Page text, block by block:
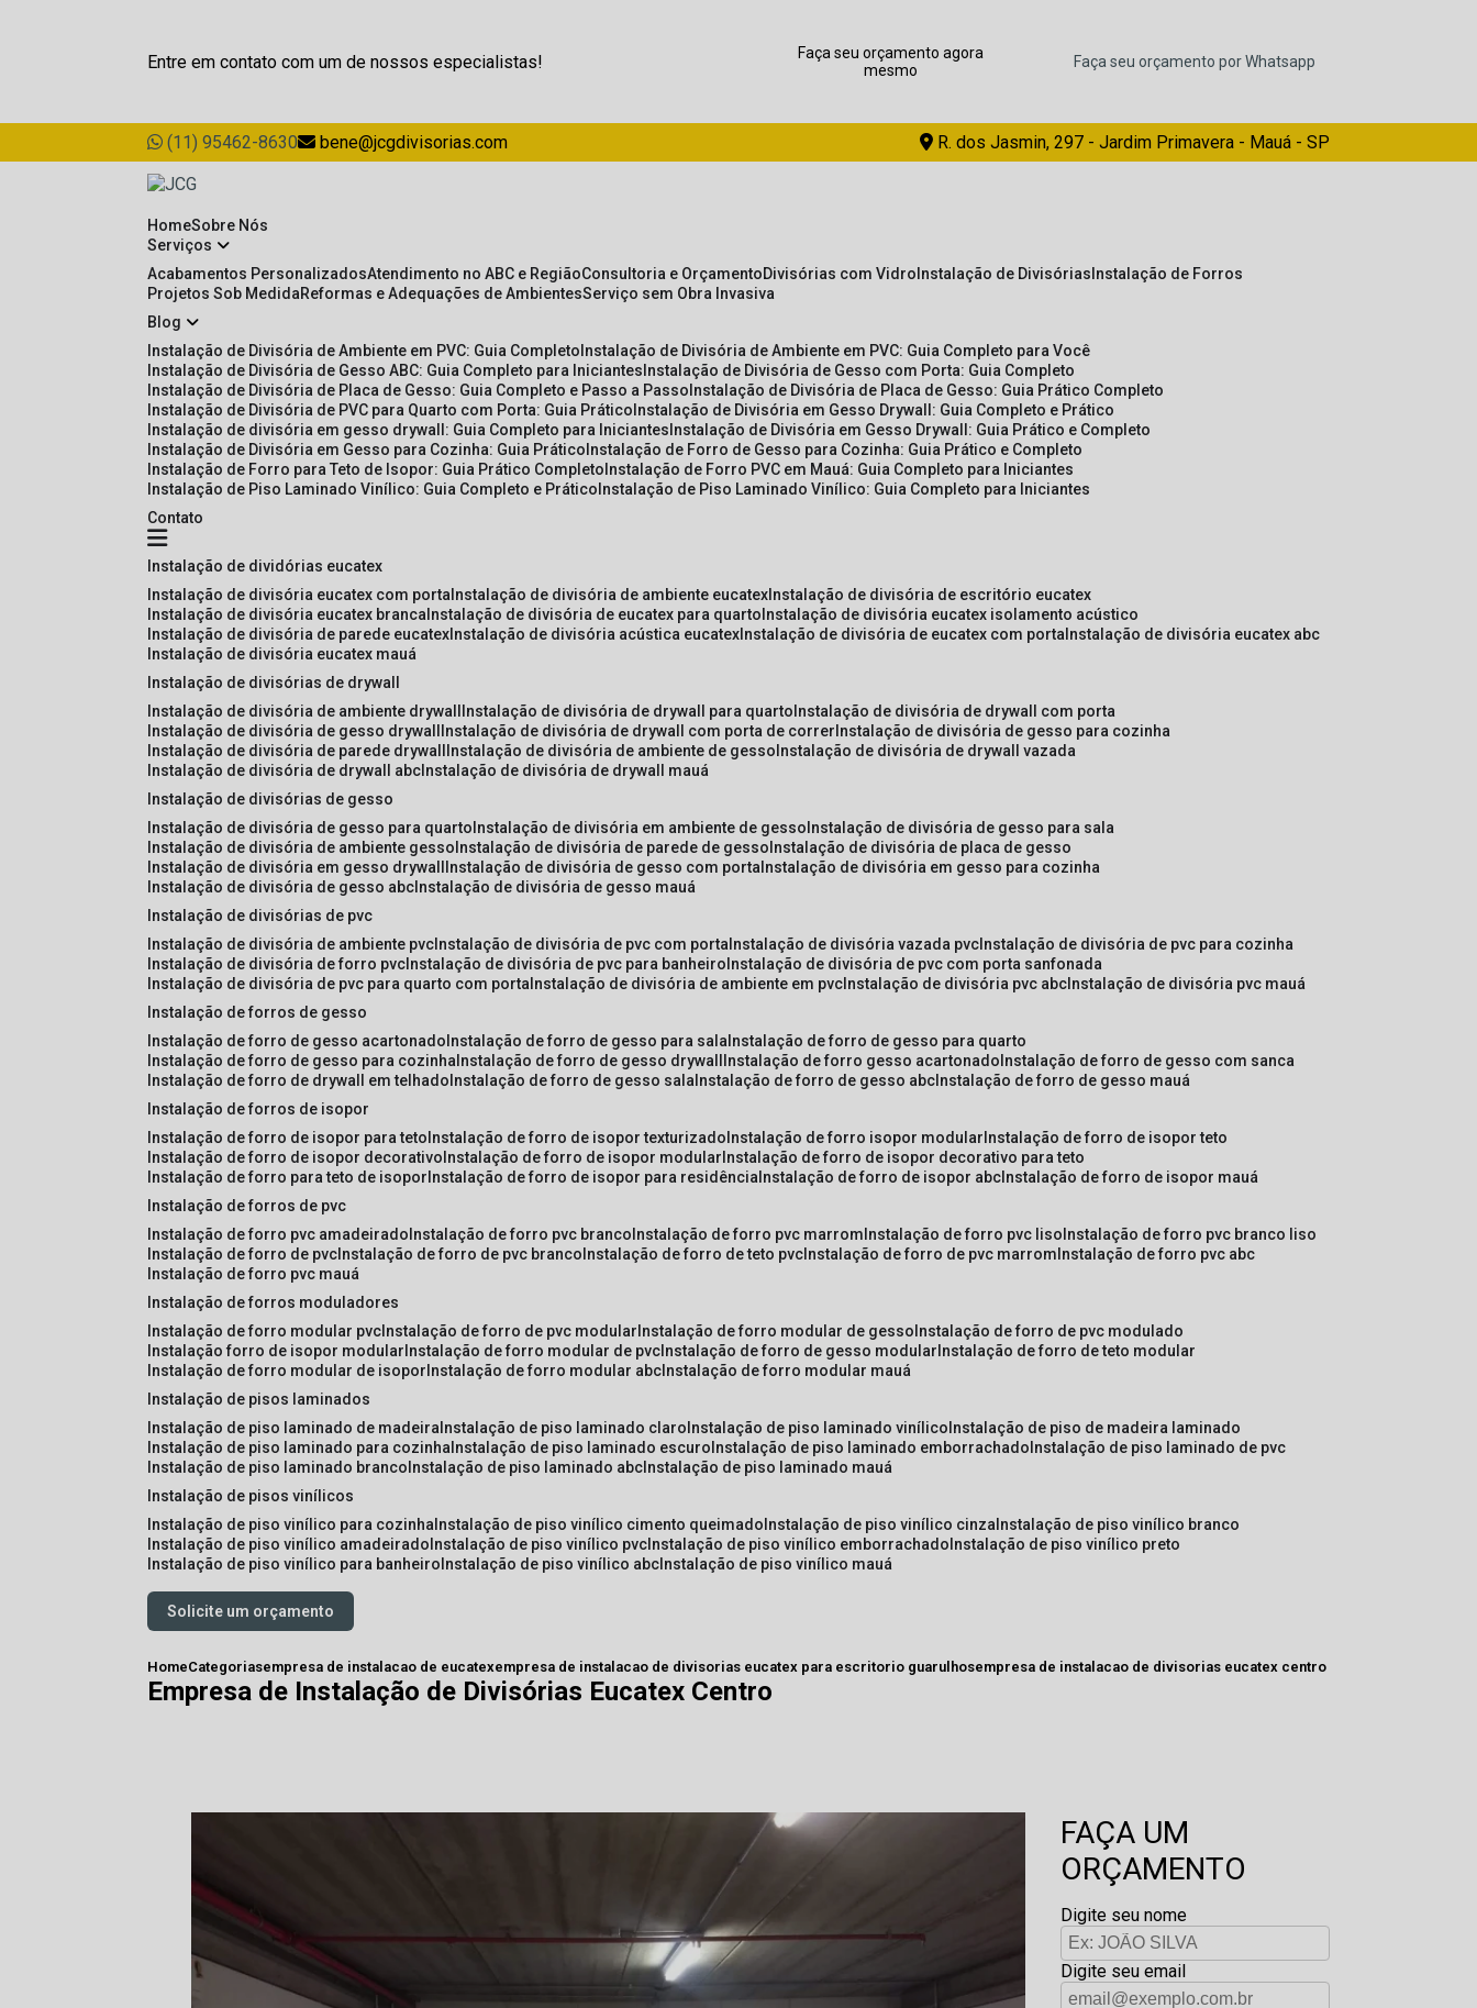
Entre em contato com um de nossos especialistas!
Faça seu orçamento agora
mesmo
Faça seu orçamento por Whatsapp
(11) 95462-8630 bene@jcgdivisorias.com R. dos Jasmin, 297 - Jardim Primavera - Mauá - SP
Home Sobre Nós
Serviços
Acabamentos Personalizados Atendimento no ABC e Região Consultoria e Orçamento Divisórias com Vidro Instalação de Divisórias Instalação de Forros
Projetos Sob Medida
Reformas e Adequações de Ambientes Serviço sem Obra Invasiva
Blog
Instalação de Divisória de Ambiente em PVC: Guia Completo Instalação de Divisória de Ambiente em PVC: Guia Completo para Você
Instalação de Divisória de Gesso ABC: Guia Completo para Iniciantes Instalação de Divisória de Gesso com Porta: Guia Completo
Instalação de Divisória de Placa de Gesso: Guia Completo e Passo a Passo Instalação de Divisória de Placa de Gesso: Guia Prático Completo
Instalação de Divisória de PVC para Quarto com Porta: Guia Prático Instalação de Divisória em Gesso Drywall: Guia Completo e Prático
Instalação de divisória em gesso drywall: Guia Completo para Iniciantes Instalação de Divisória em Gesso Drywall: Guia Prático e Completo
Instalação de Divisória em Gesso para Cozinha: Guia Prático Instalação de Forro de Gesso para Cozinha: Guia Prático e Completo
Instalação de Forro para Teto de Isopor: Guia Prático Completo Instalação de Forro PVC em Mauá: Guia Completo para Iniciantes
Instalação de Piso Laminado Vinílico: Guia Completo e Prático Instalação de Piso Laminado Vinílico: Guia Completo para Iniciantes
Contato
instalação de dividórias eucatex
instalação de divisória eucatex com porta instalação de divisória de ambiente eucatex instalação de divisória de escritório eucatex
instalação de divisória eucatex branca instalação de divisória de eucatex para quarto instalação de divisória eucatex isolamento acústico
instalação de divisória de parede eucatex instalação de divisória acústica eucatex instalação de divisória de eucatex com porta instalação de divisória eucatex abc
instalação de divisória eucatex mauá
instalação de divisórias de drywall
instalação de divisória de ambiente drywall
instalação de divisória de drywall para quarto instalação de divisória de drywall com porta
instalação de divisória de gesso drywall
instalação de divisória de drywall com porta de correr instalação de divisória de gesso para cozinha
instalação de divisória de parede drywall
instalação de divisória de ambiente de gesso instalação de divisória de drywall vazada
instalação de divisória de drywall abc instalação de divisória de drywall mauá
instalação de divisórias de gesso
instalação de divisória de gesso para quarto instalação de divisória em ambiente de gesso instalação de divisória de gesso para sala
instalação de divisória de ambiente gesso instalação de divisória de parede de gesso instalação de divisória de placa de gesso
instalação de divisória em gesso drywall
instalação de divisória de gesso com porta instalação de divisória em gesso para cozinha
instalação de divisória de gesso abc instalação de divisória de gesso mauá
instalação de divisórias de pvc
instalação de divisória de ambiente pvc instalação de divisória de pvc com porta instalação de divisória vazada pvc instalação de divisória de pvc para cozinha
instalação de divisória de forro pvc instalação de divisória de pvc para banheiro instalação de divisória de pvc com porta sanfonada
instalação de divisória de pvc para quarto com porta instalação de divisória de ambiente em pvc instalação de divisória pvc abc instalação de divisória pvc mauá
instalação de forros de gesso
instalação de forro de gesso acartonado instalação de forro de gesso para sala instalação de forro de gesso para quarto
instalação de forro de gesso para cozinha instalação de forro de gesso drywall instalação de forro gesso acartonado instalação de forro de gesso com sanca
instalação de forro de drywall em telhado instalação de forro de gesso sala instalação de forro de gesso abc instalação de forro de gesso mauá
instalação de forros de isopor
instalação de forro de isopor para teto instalação de forro de isopor texturizado instalação de forro isopor modular instalação de forro de isopor teto
instalação de forro de isopor decorativo instalação de forro de isopor modular instalação de forro de isopor decorativo para teto
instalação de forro para teto de isopor instalação de forro de isopor para residência instalação de forro de isopor abc instalação de forro de isopor mauá
instalação de forros de pvc
instalação de forro pvc amadeirado instalação de forro pvc branco instalação de forro pvc marrom instalação de forro pvc liso instalação de forro pvc branco liso
instalação de forro de pvc instalação de forro de pvc branco instalação de forro de teto pvc instalação de forro de pvc marrom instalação de forro pvc abc
instalação de forro pvc mauá
instalação de forros moduladores
instalação de forro modular pvc instalação de forro de pvc modular instalação de forro modular de gesso instalação de forro de pvc modulado
instalação forro de isopor modular instalação de forro modular de pvc instalação de forro de gesso modular instalação de forro de teto modular
instalação de forro modular de isopor instalação de forro modular abc instalação de forro modular mauá
instalação de pisos laminados
instalação de piso laminado de madeira instalação de piso laminado claro instalação de piso laminado vinílico instalação de piso de madeira laminado
instalação de piso laminado para cozinha instalação de piso laminado escuro instalação de piso laminado emborrachado instalação de piso laminado de pvc
instalação de piso laminado branco instalação de piso laminado abc instalação de piso laminado mauá
instalação de pisos vinílicos
instalação de piso vinílico para cozinha instalação de piso vinílico cimento queimado instalação de piso vinílico cinza instalação de piso vinílico branco
instalação de piso vinílico amadeirado instalação de piso vinílico pvc instalação de piso vinílico emborrachado instalação de piso vinílico preto
instalação de piso vinílico para banheiro instalação de piso vinílico abc instalação de piso vinílico mauá
Solicite um orçamento
HomeCategoriasempresa de instalacao de eucatexempresa de instalacao de divisorias eucatex para escritorio guarulhosempresa de instalacao de divisorias eucatex centro
Empresa de Instalação de Divisórias Eucatex Centro
FAÇA UM
ORÇAMENTO
Digite seu nome
Digite seu email